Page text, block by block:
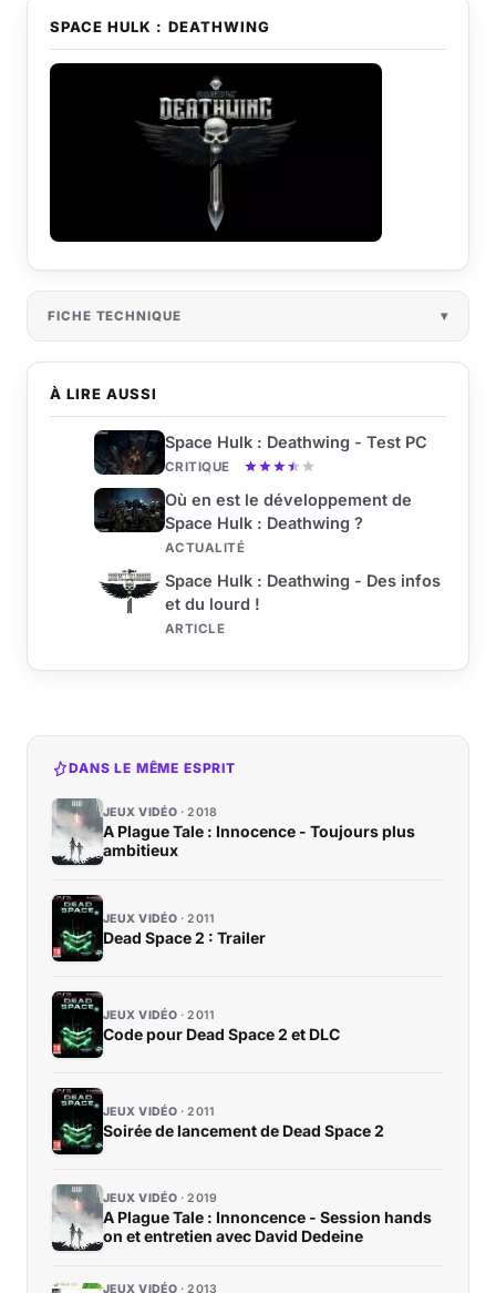
À LIRE AUSSI
Space Hulk : Deathwing - Test PC
CRITIQUE
Où en est le développement de
Space Hulk : Deathwing ?
ACTUALITÉ
Space Hulk : Deathwing - Des infos
et du lourd !
ARTICLE
SPACE HULK : DEATHWING
FICHE TECHNIQUE
DANS LE MÊME ESPRIT
JEUX VIDÉO 2018
A Plague Tale : Innocence - Toujours plus
ambitieux
JEUX VIDÉO 2011
Dead Space 2 : Trailer
JEUX VIDÉO 2011
Code pour Dead Space 2 et DLC
JEUX VIDÉO 2011
Soirée de lancement de Dead Space 2
JEUX VIDÉO 2019
A Plague Tale : Innoncence - Session hands
on et entretien avec David Dedeine
JEUX VIDÉO 2013